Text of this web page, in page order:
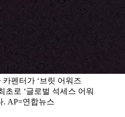
펜터가 ‘브릿 어워즈
초로 ‘글로벌 석세스 어워
. AP=연합뉴스